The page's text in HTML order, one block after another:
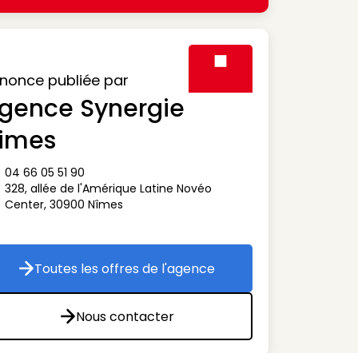
publiée par
Synergie
téléphone
04 66 05 51 90
adresse
328, allée de l'Amérique Latine Novéo
Center, 30900 Nîmes
Toutes les offres de l'agence
Toutes les offres de l'agence
Nous contacter
Nous contacter